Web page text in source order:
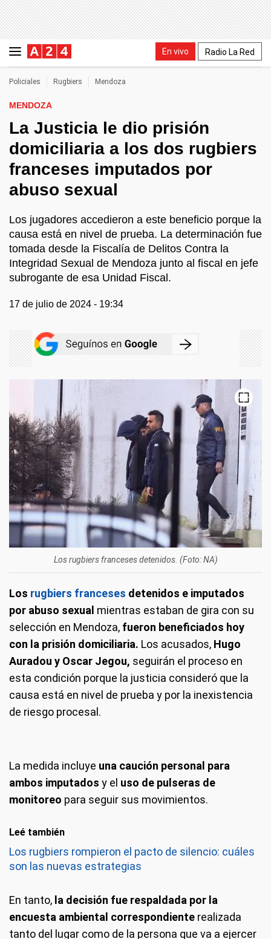
En vivo Radio La Red
Policiales Rugbiers Mendoza
MENDOZA
La Justicia le dio prisión
domiciliaria a los dos rugbiers
franceses imputados por
abuso sexual
Los jugadores accedieron a este beneficio porque la
causa está en nivel de prueba. La determinación fue
tomada desde la Fiscalía de Delitos Contra la
Integridad Sexual de Mendoza junto al fiscal en jefe
subrogante de esa Unidad Fiscal.
17 de julio de 2024 - 19:34
Los rugbiers franceses detenidos. (Foto: NA)
Los rugbiers franceses detenidos e imputados
por abuso sexual mientras estaban de gira con su
selección en Mendoza, fueron beneficiados hoy
con la prisión domiciliaria. Los acusados, Hugo
Auradou y Oscar Jegou, seguirán el proceso en
esta condición porque la justicia consideró que la
causa está en nivel de prueba y por la inexistencia
de riesgo procesal.
La medida incluye una caución personal para
ambos imputados y el uso de pulseras de
monitoreo para seguir sus movimientos.
Leé también
Los rugbiers rompieron el pacto de silencio: cuáles
son las nuevas estrategias
En tanto, la decisión fue respaldada por la
encuesta ambiental correspondiente realizada
tanto del lugar como de la persona que va a ejercer